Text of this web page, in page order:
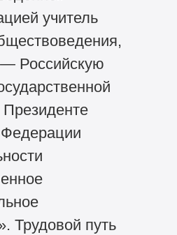
учитель
— Российскую
Трудовой путь